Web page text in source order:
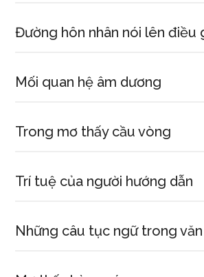
Đường hôn nhân nói lên điều
Mối quan hệ âm dương
Trong mơ thấy cầu vòng
Trí tuệ của người hướng dẫn
Những câu tục ngữ trong